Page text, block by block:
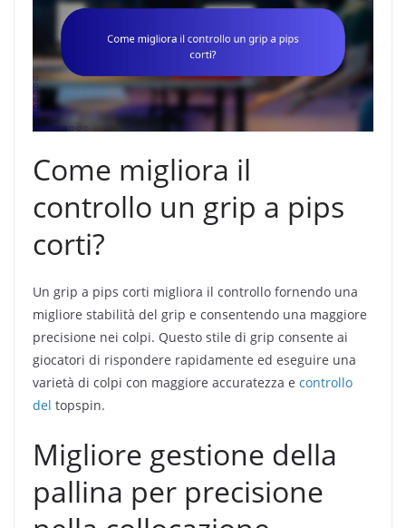
Come migliora il
controllo un grip a pips
corti?
Un grip a pips corti migliora il controllo fornendo una
migliore stabilità del grip e consentendo una maggiore
precisione nei colpi. Questo stile di grip consente ai
giocatori di rispondere rapidamente ed eseguire una
varietà di colpi con maggiore accuratezza e controllo
del topspin.
Migliore gestione della
pallina per precisione